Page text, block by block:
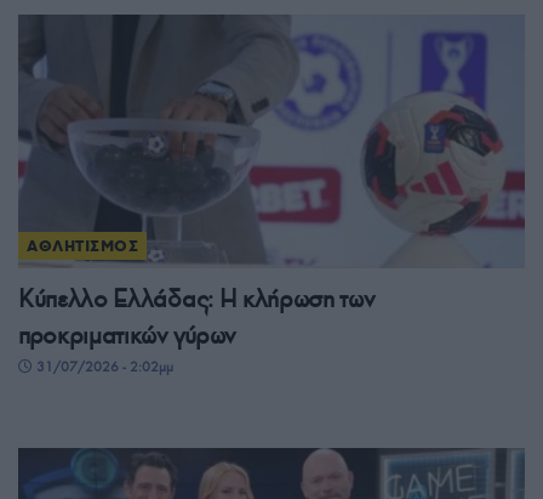
ΑΘΛΗΤΙΣΜΟΣ
Κύπελλο Ελλάδας: Η κλήρωση των
προκριματικών γύρων
31/07/2026 - 2:02μμ